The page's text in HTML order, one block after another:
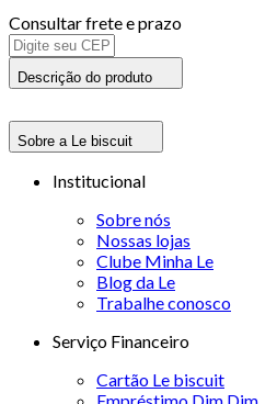
Consultar frete e prazo
Descrição do produto
Sobre a Le biscuit
Institucional
Sobre nós
Nossas lojas
Clube Minha Le
Blog da Le
Trabalhe conosco
Serviço Financeiro
Cartão Le biscuit